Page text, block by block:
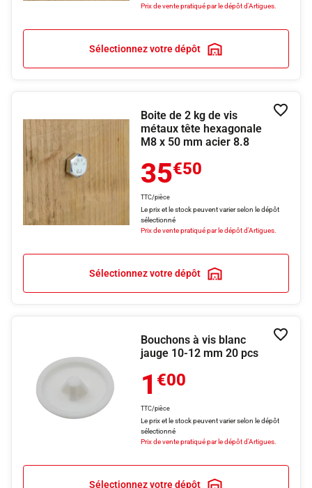
Prix de vente pratiqué par le dépôt d'Artigues.
Sélectionnez votre dépôt
Boite de 2 kg de vis
métaux tête hexagonale
M8 x 50 mm acier 8.8
35€50
TTC/pièce
Le prix et le stock peuvent varier selon le dépôt
sélectionné
Prix de vente pratiqué par le dépôt d'Artigues.
Sélectionnez votre dépôt
Bouchons à vis blanc
jauge 10-12 mm 20 pcs
1 €00
TTC/pièce
Le prix et le stock peuvent varier selon le dépôt
sélectionné
Prix de vente pratiqué par le dépôt d'Artigues.
Sélectionnez votre dépôt